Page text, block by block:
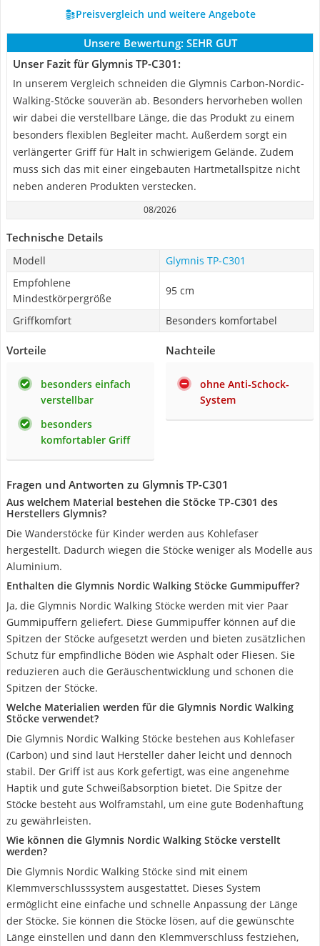
Preisvergleich und weitere Angebote
Unsere Bewertung: SEHR GUT
Unser Fazit für Glymnis TP-C301:
In unserem Vergleich schneiden die Glymnis Carbon-Nordic-
Walking-Stöcke souverän ab. Besonders hervorheben wollen
wir dabei die verstellbare Länge, die das Produkt zu einem
besonders flexiblen Begleiter macht. Außerdem sorgt ein
verlängerter Griff für Halt in schwierigem Gelände. Zudem
muss sich das mit einer eingebauten Hartmetallspitze nicht
neben anderen Produkten verstecken.
08/2026
Technische Details
Modell
Glymnis TP-C301
Empfohlene
Mindestkörpergröße
95 cm
Griffkomfort Besonders komfortabel
Vorteile
besonders einfach
verstellbar
besonders
komfortabler Griff
Nachteile
ohne Anti-Schock-
System
Fragen und Antworten zu Glymnis TP-C301
Aus welchem Material bestehen die Stöcke TP-C301 des
Herstellers Glymnis?
Die Wanderstöcke für Kinder werden aus Kohlefaser
hergestellt. Dadurch wiegen die Stöcke weniger als Modelle aus
Aluminium.
Enthalten die Glymnis Nordic Walking Stöcke Gummipuffer?
Ja, die Glymnis Nordic Walking Stöcke werden mit vier Paar
Gummipuffern geliefert. Diese Gummipuffer können auf die
Spitzen der Stöcke aufgesetzt werden und bieten zusätzlichen
Schutz für empfindliche Böden wie Asphalt oder Fliesen. Sie
reduzieren auch die Geräuschentwicklung und schonen die
Spitzen der Stöcke.
Welche Materialien werden für die Glymnis Nordic Walking
Stöcke verwendet?
Die Glymnis Nordic Walking Stöcke bestehen aus Kohlefaser
(Carbon) und sind laut Hersteller daher leicht und dennoch
stabil. Der Griff ist aus Kork gefertigt, was eine angenehme
Haptik und gute Schweißabsorption bietet. Die Spitze der
Stöcke besteht aus Wolframstahl, um eine gute Bodenhaftung
zu gewährleisten.
Wie können die Glymnis Nordic Walking Stöcke verstellt
werden?
Die Glymnis Nordic Walking Stöcke sind mit einem
Klemmverschlusssystem ausgestattet. Dieses System
ermöglicht eine einfache und schnelle Anpassung der Länge
der Stöcke. Sie können die Stöcke lösen, auf die gewünschte
Länge einstellen und dann den Klemmverschluss festziehen,